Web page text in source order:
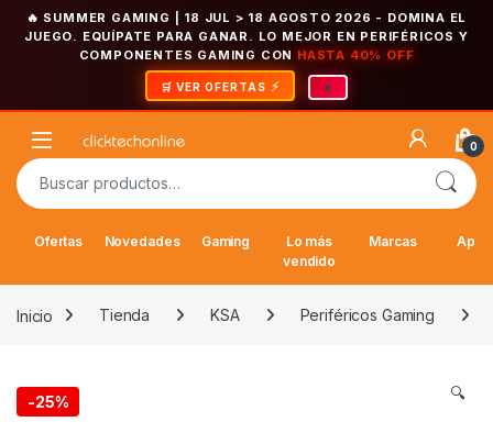
🔥 SUMMER GAMING | 18 JUL > 18 AGOSTO 2026 - DOMINA EL
JUEGO. EQUÍPATE PARA GANAR. LO MEJOR EN PERIFÉRICOS Y
COMPONENTES GAMING CON HASTA 40% OFF
🛒 VER OFERTAS ×
Open 0
Buscar por:
Ofertas Novedades Gaming
Lo más
vendido
Marcas
Inicio Tienda KSA Periféricos Gaming
-25% 🔍